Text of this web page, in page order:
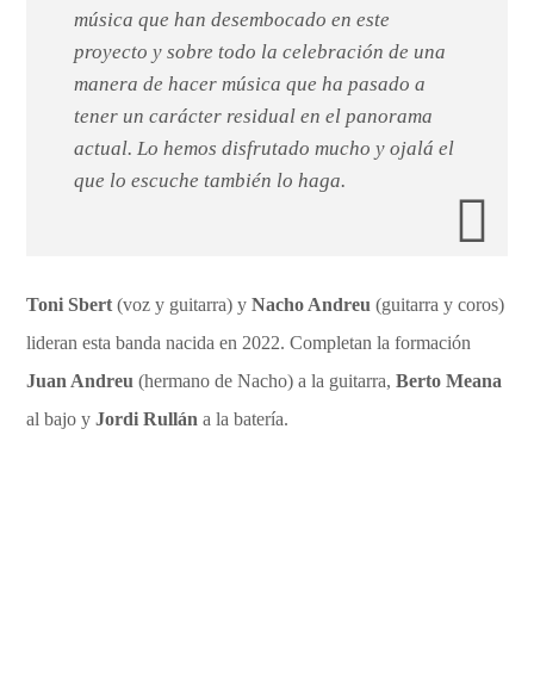
música que han desembocado en este
proyecto y sobre todo la celebración de una
manera de hacer música que ha pasado a
tener un carácter residual en el panorama
actual. Lo hemos disfrutado mucho y ojalá el
que lo escuche también lo haga.
Toni Sbert (voz y guitarra) yNacho Andreu (guitarra y coros)
lideran esta banda nacida en 2022. Completan la formación
Juan Andreu (hermano de Nacho) a la guitarra,Berto Meana
al bajo yJordi Rullán a la batería.